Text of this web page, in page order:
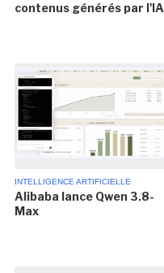
contenus générés par l'IA
INTELLIGENCE ARTIFICIELLE
Alibaba lance Qwen 3.8-
Max